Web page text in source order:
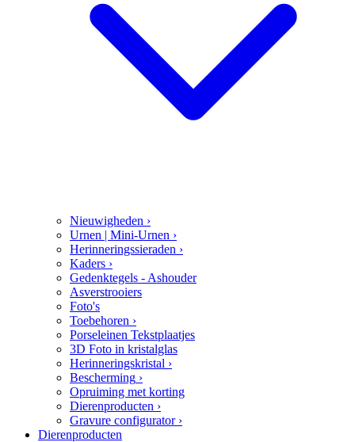
Nieuwigheden ›
Urnen | Mini-Urnen ›
Herinneringssieraden ›
Kaders ›
Gedenktegels - Ashouder
Asverstrooiers
Foto's
Toebehoren ›
Porseleinen Tekstplaatjes
3D Foto in kristalglas
Herinneringskristal ›
Bescherming ›
Opruiming met korting
Dierenproducten ›
Gravure configurator ›
Dierenproducten